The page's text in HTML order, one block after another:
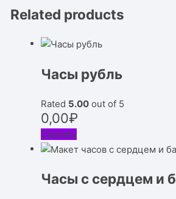
Related products
Часы рубль
Rated 5.00 out of 5
0,00₽
Скачать
Часы с сердцем и